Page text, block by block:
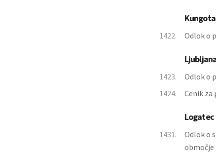
Kungota
1422. Odlok o
1423.
Odlok o
1424.
Cenik
Logatec
1431.
Odlok o
območje